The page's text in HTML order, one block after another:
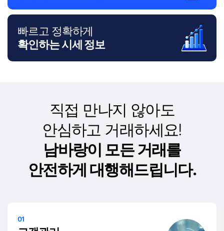
빠르고 정확하게
확인하는 시세 정보
직접 만나지 않아도
안심하고 거래하세요!
남바랑이 모든 거래를
안전하게 대행해드립니다.
01